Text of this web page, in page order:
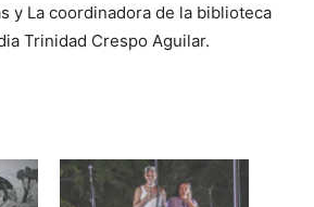
y La coordinadora de la biblioteca
Trinidad Crespo Aguilar.